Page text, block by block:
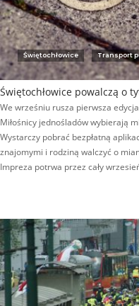
Świętochłowice Transport
Świętochłowice powalczą o
We wrześniu rusza pierwsza
Miłośnicy jednośladów wybierają
Wystarczy pobrać bezpłatną
znajomymi i rodziną walczyć o
Impreza potrwa przez cały